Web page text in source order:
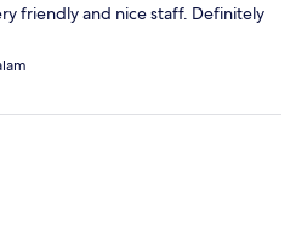
friendly and nice staff. Definitely